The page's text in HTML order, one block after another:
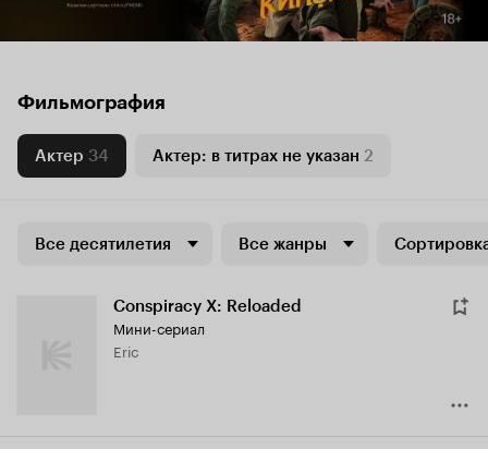
Фильмография
Актер 34 Актер: в титрах не указан 2
Все десятилетия Все жанры
Conspiracy X: Reloaded
Мини-сериал
Eric